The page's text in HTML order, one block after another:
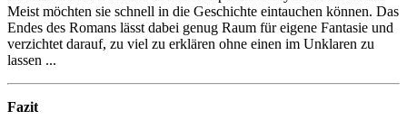
Meist möchten sie schnell in die Geschichte eintauchen können. Das
Endes des Romans lässt dabei genug Raum für eigene Fantasie und
verzichtet darauf, zu viel zu erklären ohne einen im Unklaren zu
lassen ...
Fazit